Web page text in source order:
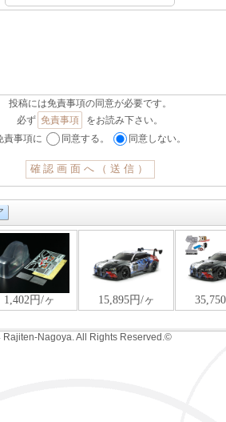
投稿には免責事項の同意が必要です。
必ず 免責事項
をお読み下さい。
責事項に
同意する。 同意しない。
Rajiten-Nagoya. All Rights Reserved.©